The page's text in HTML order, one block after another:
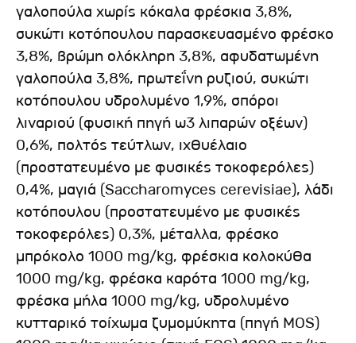
γαλοπούλα χωρίς κόκαλα φρέσκια 3,8%,
συκώτι κοτόπουλου παρασκευασμένο φρέσκο ​​
3,8%, βρώμη ολόκληρη 3,8%, αφυδατωμένη
γαλοπούλα 3,8%, πρωτεΐνη ρυζιού, συκώτι
κοτόπουλου υδρολυμένο 1,9%, σπόροι
λιναριού (φυσική πηγή ω3 λιπαρών οξέων)
0,6%, πολτός τεύτλων, ιχθυέλαιο
(προστατευμένο με φυσικές τοκοφερόλες)
0,4%, μαγιά (Saccharomyces cerevisiae), λάδι
κοτόπουλου (προστατευμένο με φυσικές
τοκοφερόλες) 0,3%, μέταλλα, φρέσκο ​​
μπρόκολο 1000 mg/kg, φρέσκια κολοκύθα
1000 mg/kg, φρέσκα καρότα 1000 mg/kg,
φρέσκα μήλα 1000 mg/kg, υδρολυμένο
κυτταρικό τοίχωμα ζυμομύκητα (πηγή MOS)